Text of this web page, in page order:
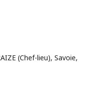
(Chef-lieu), Savoie,